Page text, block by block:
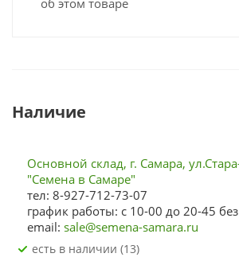
об этом товаре
Наличие
Основной склад, г. Самара,
"Семена в Самаре"
тел: 8-927-712-73-07
график работы: с 10-00 до 20-45
email: sale@semena-samara.ru
Есть в наличии (13)